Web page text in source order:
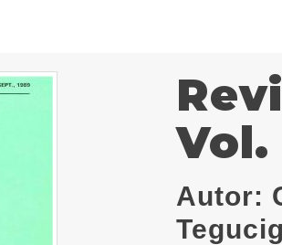
Vol.
Autor: